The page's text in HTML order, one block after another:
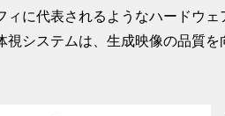
ィに代表されるようなハードウ
視システムは、生成映像の品質